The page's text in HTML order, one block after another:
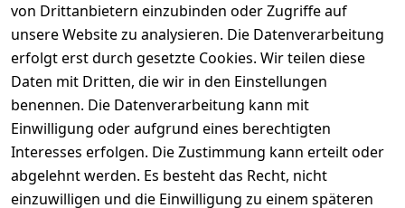
von Drittanbietern einzubinden oder Zugriffe auf
unsere Website zu analysieren. Die Datenverarbeitung
erfolgt erst durch gesetzte Cookies. Wir teilen diese
Daten mit Dritten, die wir in den Einstellungen
benennen. Die Datenverarbeitung kann mit
Einwilligung oder aufgrund eines berechtigten
Interesses erfolgen. Die Zustimmung kann erteilt oder
abgelehnt werden. Es besteht das Recht, nicht
einzuwilligen und die Einwilligung zu einem späteren
Informationen
Mein Konto
Vertrag widerrufen